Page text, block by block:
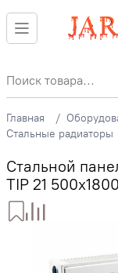
Главная
Стальные радиаторы
Стальной
TIP 21 500x1800